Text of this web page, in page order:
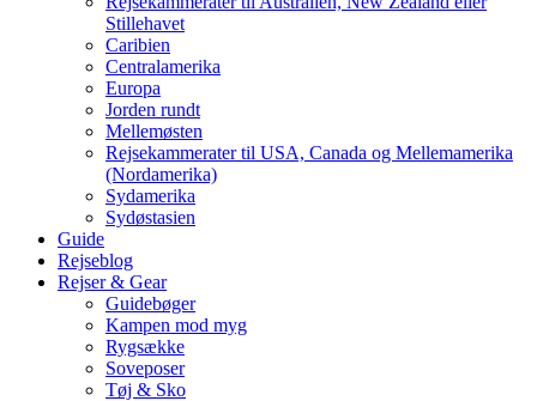
Stillehavet
Caribien
Centralamerika
Europa
Jorden rundt
Mellemøsten
Rejsekammerater til USA, Canada og Mellemamerika
(Nordamerika)
Sydamerika
Sydøstasien
Guide
Rejseblog
Rejser & Gear
Guidebøger
Kampen mod myg
Rygsække
Soveposer
Tøj & Sko